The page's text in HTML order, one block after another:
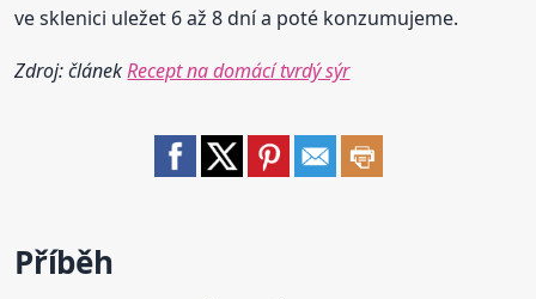
ve sklenici uležet 6 až 8 dní a poté konzumujeme.
Zdroj: článekRecept na domácí tvrdý sýr
Příběh